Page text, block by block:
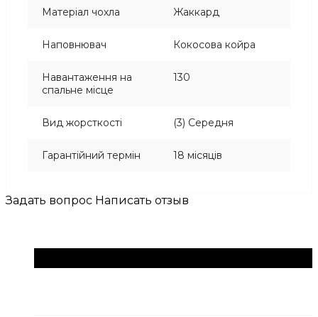
Матеріал чохла Жаккард
Наповнювач Кокосова койра
Навантаження на
спальне місце
130
Вид жорсткості (3) Середня
Гарантійний термін 18 місяців
Задать вопрос Написать отзыв